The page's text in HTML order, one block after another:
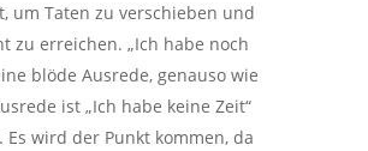
um Taten zu verschieben und
zu erreichen. „Ich habe noch
blöde Ausrede, genauso wie
ist „Ich habe keine Zeit“
Es wird der Punkt kommen, da